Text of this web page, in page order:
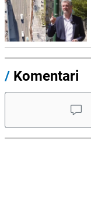
/ Komentari